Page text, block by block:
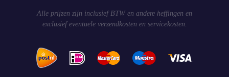
Alle prijzen zijn inclusief BTW en andere heffingen en
exclusief eventuele verzendkosten en servicekosten.